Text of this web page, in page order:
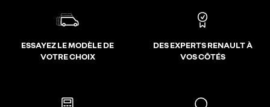
ESSAYEZ LE MODÈLE DE
VOTRE CHOIX
DES EXPERTS RENAULT À
VOS CÔTÉS